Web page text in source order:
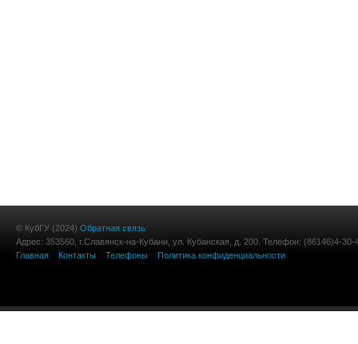
© КубГУ (2024) Обратная связь
Адрес: 353560, г.Славянск-на-Кубани, ул. Кубанская, д. 200. Телефон: (86146)4-30-
Главная
Контакты Телефоны Политика конфиденциальности